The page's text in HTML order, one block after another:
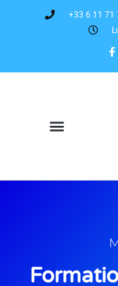
+33 6 11 71